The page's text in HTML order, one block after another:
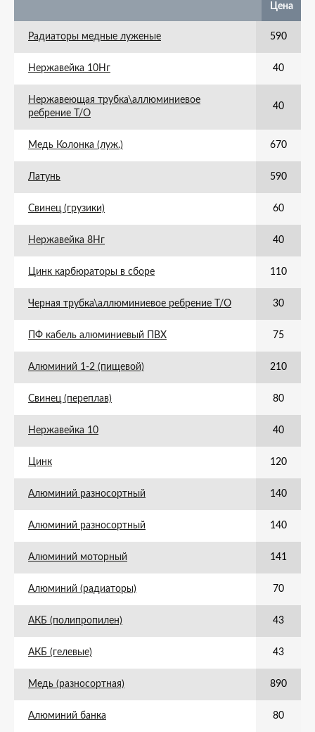
Цена
Радиаторы медные луженые 590
Нержавейка 10Нг 40
Нержавеющая трубка\аллюминиевое
ребрение Т/О
40
Медь Колонка (луж.) 670
Латунь 590
Свинец (грузики) 60
Нержавейка 8Нг 40
Цинк карбюраторы в сборе 110
Черная трубка\аллюминиевое ребрение Т/О 30
ПФ кабель алюминиевый ПВХ 75
Алюминий 1-2 (пищевой) 210
Свинец (переплав) 80
Нержавейка 10 40
Цинк 120
Алюминий разносортный 140
Алюминий разносортный 140
Алюминий моторный 141
Алюминий (радиаторы) 70
АКБ (полипропилен) 43
АКБ (гелевые) 43
Медь (разносортная) 890
Алюминий банка 80